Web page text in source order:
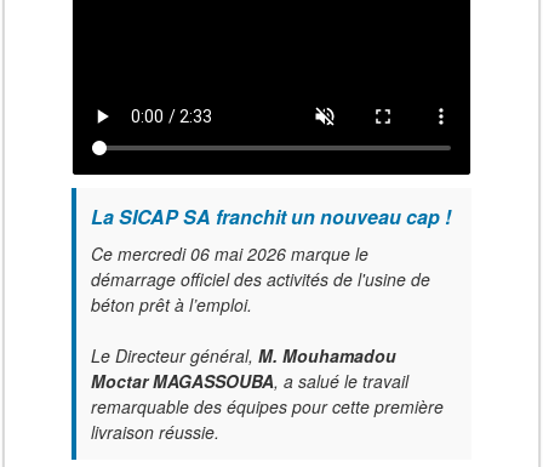
La SICAP SA franchit un nouveau cap !
Ce mercredi 06 mai 2026 marque le
démarrage officiel des activités de l'usine de
béton prêt à l’emploi.
Le Directeur général, M. Mouhamadou
Moctar MAGASSOUBA, a salué le travail
remarquable des équipes pour cette première
livraison réussie.